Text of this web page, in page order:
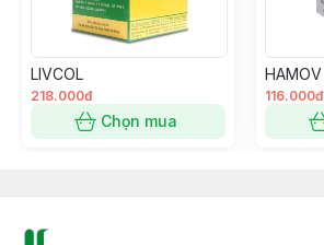
LIVCOL
218.000đ
Chọn mua
HAMOV
116.000đ